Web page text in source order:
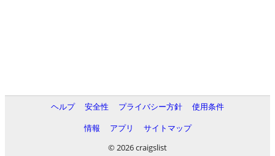
ヘルプ 安全性 プライバシー方針
使用条件
情報
アプリ
サイトマップ
© 2026 craigslist